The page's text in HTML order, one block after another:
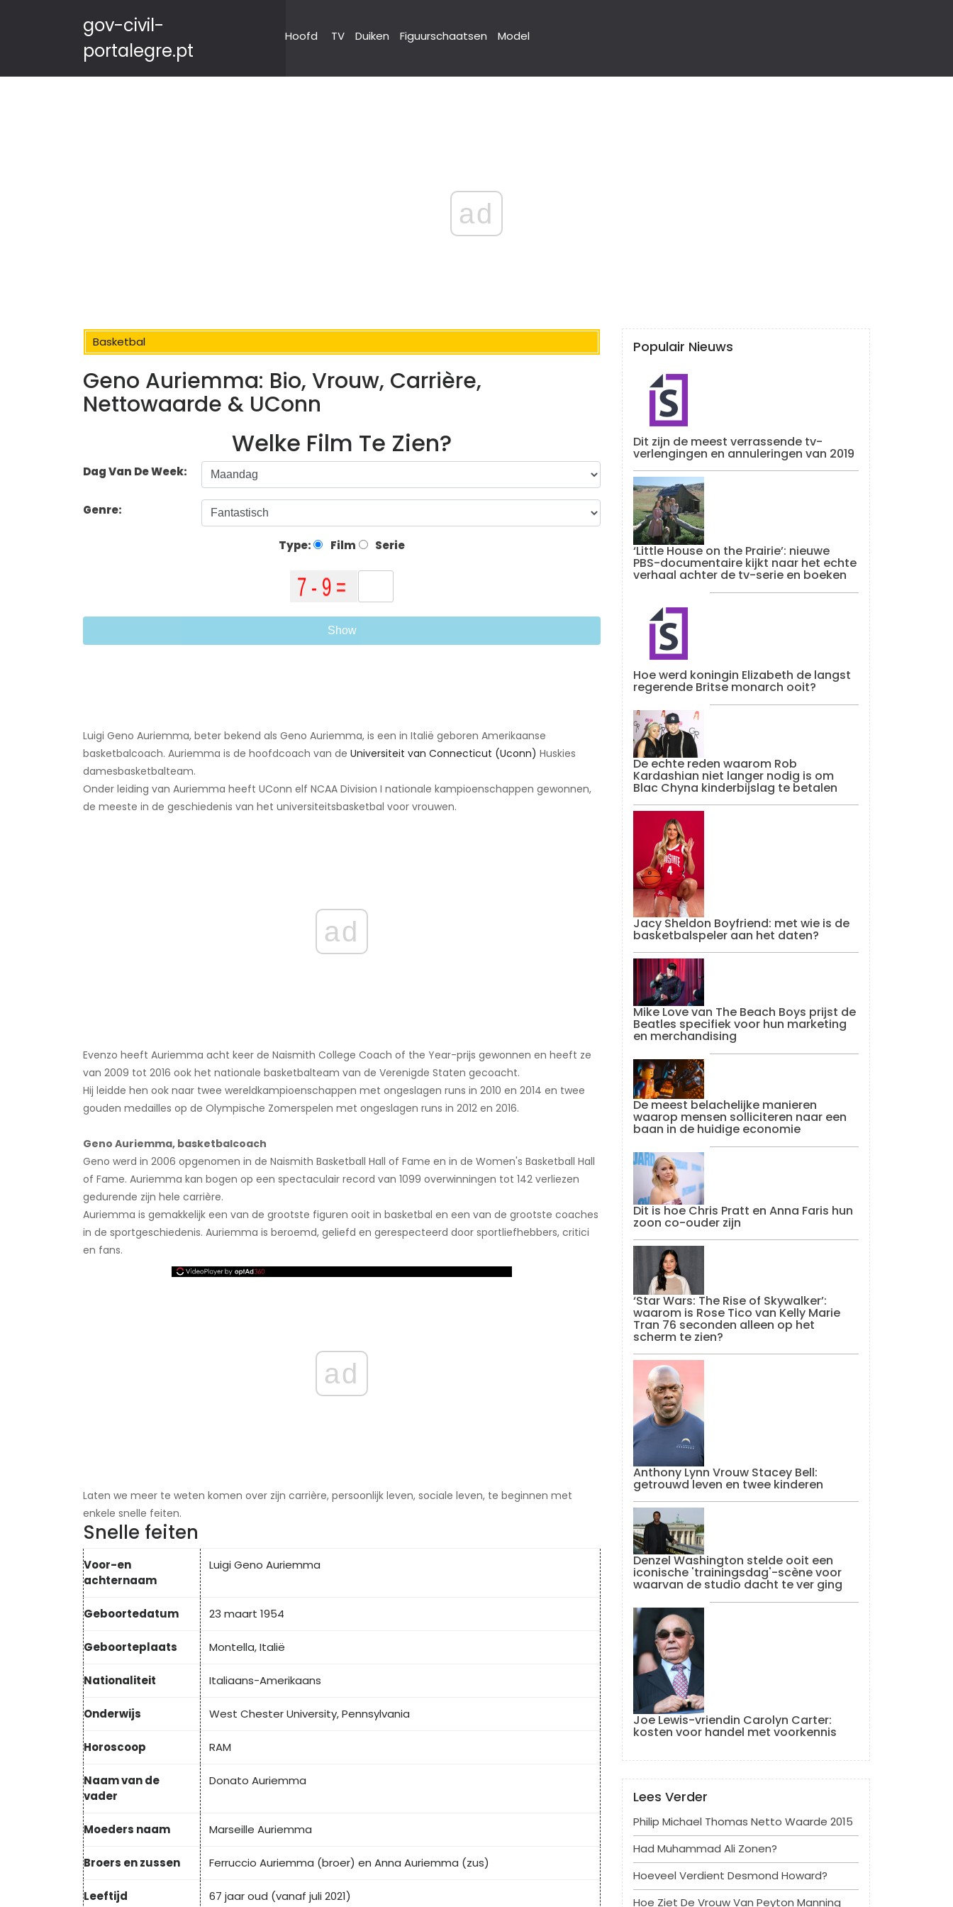
gov-civil-
portalegre.pt
Hoofd TV Duiken Figuurschaatsen Model
ad
Basketbal
Geno Auriemma: Bio, Vrouw, Carrière,
Nettowaarde & UConn
Welke Film Te Zien?
Dag Van De Week:
Genre:
Type: Film Serie
Show
Luigi Geno Auriemma, beter bekend als Geno Auriemma, is een in Italië geboren Amerikaanse
basketbalcoach. Auriemma is de hoofdcoach van de Universiteit van Connecticut (Uconn) Huskies
damesbasketbalteam.
Onder leiding van Auriemma heeft UConn elf NCAA Division I nationale kampioenschappen gewonnen,
de meeste in de geschiedenis van het universiteitsbasketbal voor vrouwen.
ad
Evenzo heeft Auriemma acht keer de Naismith College Coach of the Year-prijs gewonnen en heeft ze
van 2009 tot 2016 ook het nationale basketbalteam van de Verenigde Staten gecoacht.
Hij leidde hen ook naar twee wereldkampioenschappen met ongeslagen runs in 2010 en 2014 en twee
gouden medailles op de Olympische Zomerspelen met ongeslagen runs in 2012 en 2016.
Geno Auriemma, basketbalcoach
Geno werd in 2006 opgenomen in de Naismith Basketball Hall of Fame en in de Women's Basketball Hall
of Fame. Auriemma kan bogen op een spectaculair record van 1099 overwinningen tot 142 verliezen
gedurende zijn hele carrière.
Auriemma is gemakkelijk een van de grootste figuren ooit in basketbal en een van de grootste coaches
in de sportgeschiedenis. Auriemma is beroemd, geliefd en gerespecteerd door sportliefhebbers, critici
en fans.
ad
Laten we meer te weten komen over zijn carrière, persoonlijk leven, sociale leven, te beginnen met
enkele snelle feiten.
Snelle feiten
Voor-en
achternaam
Luigi Geno Auriemma
Geboortedatum 23 maart 1954
Geboorteplaats Montella, Italië
Nationaliteit Italiaans-Amerikaans
Onderwijs West Chester University, Pennsylvania
Horoscoop RAM
Naam van de
vader
Donato Auriemma
Moeders naam Marseille Auriemma
Broers en zussen Ferruccio Auriemma (broer) en Anna Auriemma (zus)
Leeftijd 67 jaar oud (vanaf juli 2021)
Populair Nieuws
Dit zijn de meest verrassende tv-
verlengingen en annuleringen van 2019
‘Little House on the Prairie’: nieuwe
PBS-documentaire kijkt naar het echte
verhaal achter de tv-serie en boeken
Hoe werd koningin Elizabeth de langst
regerende Britse monarch ooit?
De echte reden waarom Rob
Kardashian niet langer nodig is om
Blac Chyna kinderbijslag te betalen
Jacy Sheldon Boyfriend: met wie is de
basketbalspeler aan het daten?
Mike Love van The Beach Boys prijst de
Beatles specifiek voor hun marketing
en merchandising
De meest belachelijke manieren
waarop mensen solliciteren naar een
baan in de huidige economie
Dit is hoe Chris Pratt en Anna Faris hun
zoon co-ouder zijn
‘Star Wars: The Rise of Skywalker’:
waarom is Rose Tico van Kelly Marie
Tran 76 seconden alleen op het
scherm te zien?
Anthony Lynn Vrouw Stacey Bell:
getrouwd leven en twee kinderen
Denzel Washington stelde ooit een
iconische 'trainingsdag'-scène voor
waarvan de studio dacht te ver ging
Joe Lewis-vriendin Carolyn Carter:
kosten voor handel met voorkennis
Lees Verder
Philip Michael Thomas Netto Waarde 2015
Had Muhammad Ali Zonen?
Hoeveel Verdient Desmond Howard?
Hoe Ziet De Vrouw Van Peyton Manning